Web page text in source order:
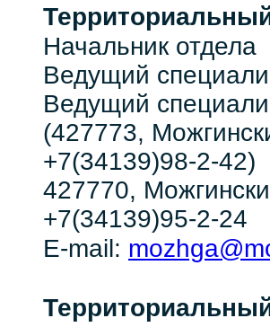
Начальник отдела
Ведущий
Ведущий
(427773,
+7(34139)98-2-42)
427770,
+7(34139)95-2-24
E-mail: